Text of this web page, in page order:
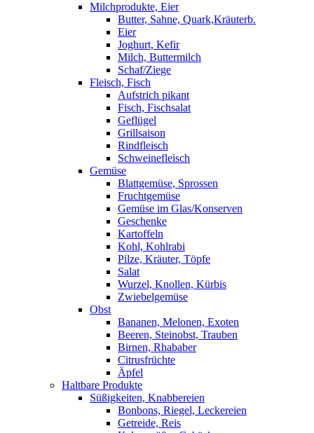
Milchprodukte, Eier
Butter, Sahne, Quark,Kräuterb.
Eier
Joghurt, Kefir
Milch, Buttermilch
Schaf/Ziege
Fleisch, Fisch
Aufstrich pikant
Fisch, Fischsalat
Geflügel
Grillsaison
Rindfleisch
Schweinefleisch
Gemüse
Blattgemüse, Sprossen
Fruchtgemüse
Gemüse im Glas/Konserven
Geschenke
Kartoffeln
Kohl, Kohlrabi
Pilze, Kräuter, Töpfe
Salat
Wurzel, Knollen, Kürbis
Zwiebelgemüse
Obst
Bananen, Melonen, Exoten
Beeren, Steinobst, Trauben
Birnen, Rhababer
Citrusfrüchte
Äpfel
Haltbare Produkte
Süßigkeiten, Knabbereien
Bonbons, Riegel, Leckereien
Getreide, Reis